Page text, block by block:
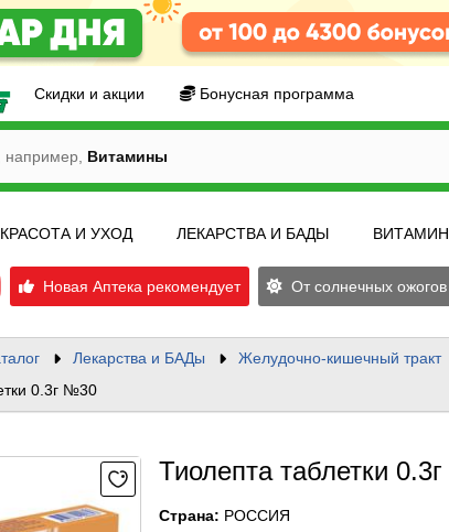
Скидки и акции Бонусная программа
например, Витамины
КРАСОТА И УХОД ЛЕКАРСТВА И БАДЫ
Новая Аптека рекомендует От солнечных ожогов
Лекарства и БАДы Желудочно-кишечный тракт
0.3г №30
Тиолепта таблетки
Страна: РОССИЯ